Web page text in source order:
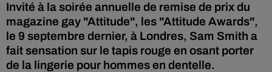
Invité à la soirée annuelle de remise de prix du
magazine gay "Attitude", les "Attitude Awards",
le 9 septembre dernier, à Londres, Sam Smith a
fait sensation sur le tapis rouge en osant porter
de la lingerie pour hommes en dentelle.